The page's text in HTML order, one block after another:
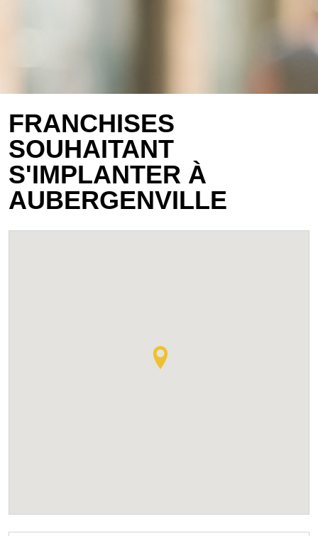
FRANCHISES
SOUHAITANT
S'IMPLANTER À
AUBERGENVILLE